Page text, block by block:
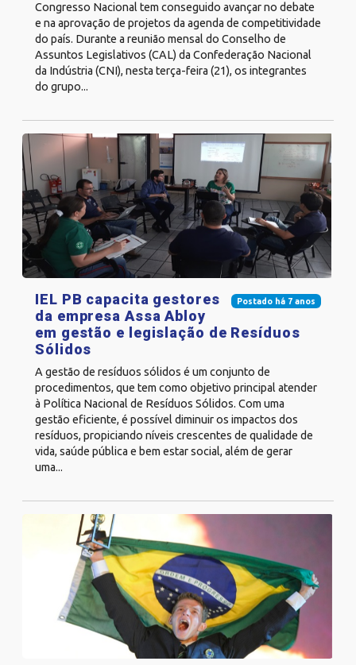
Congresso Nacional tem conseguido avançar no debate
e na aprovação de projetos da agenda de competitividade
do país. Durante a reunião mensal do Conselho de
Assuntos Legislativos (CAL) da Confederação Nacional
da Indústria (CNI), nesta terça-feira (21), os integrantes
do grupo...
Postado há 7 anos
IEL PB capacita gestores
da empresa Assa Abloy
em gestão e legislação de Resíduos
Sólidos
A gestão de resíduos sólidos é um conjunto de
procedimentos, que tem como objetivo principal atender
à Política Nacional de Resíduos Sólidos. Com uma
gestão eficiente, é possível diminuir os impactos dos
resíduos, propiciando níveis crescentes de qualidade de
vida, saúde pública e bem estar social, além de gerar
uma...